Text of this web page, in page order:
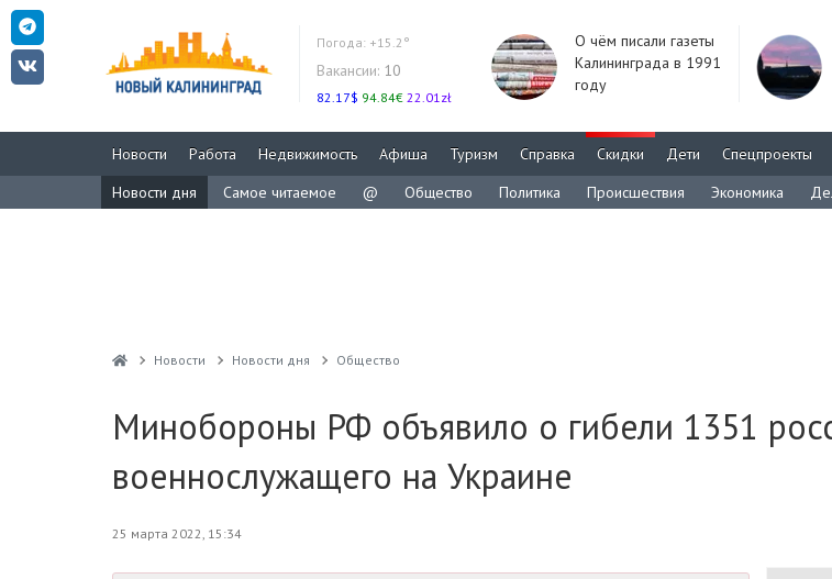
Погода: +15.2°
Вакансии: 10
82.17$ 94.84€ 22.01zł
О чём писали газеты
Калининграда в 1991
году
Новости Работа Недвижимость Афиша Туризм Справка Скидки Дети Спецпроекты
Новости дня
Самое читаемое @ Общество Политика Происшествия Экономика
Новости Новости дня Общество
Минобороны РФ объявило о гибели 1351
военнослужащего на Украине
25 марта 2022, 15:34